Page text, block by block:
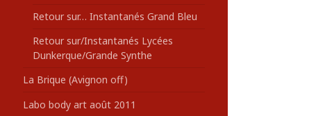
Retour sur… Instantanés Grand Bleu
Retour sur/Instantanés Lycées
Dunkerque/Grande Synthe
La Brique (Avignon off)
Labo body art août 2011